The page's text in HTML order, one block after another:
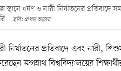
স্থানে ধর্ষণ ও নারী নির্যাতনের প্রতিবাদে
ছবি: প্রথম আলো
নির্যাতনের প্রতিবাদে এবং নারী,
জগন্নাথ বিশ্ববিদ্যালয়ের